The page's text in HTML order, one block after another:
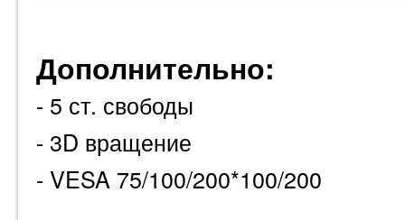
Дополнительно:
- 5 ст. свободы
- 3D вращение
- VESA 75/100/200*100/200